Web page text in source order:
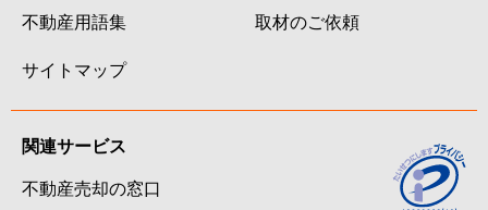
不動産用語集
サイトマップ
取材のご依頼
関連サービス
不動産売却の窓口